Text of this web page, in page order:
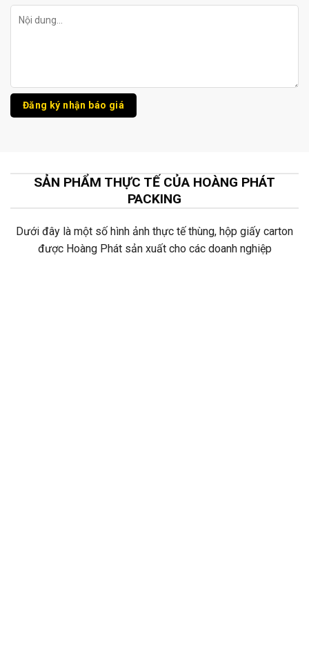
SẢN PHẨM THỰC TẾ CỦA HOÀNG PHÁT
PACKING
Dưới đây là một số hình ảnh thực tế thùng, hộp giấy carton
được Hoàng Phát sản xuất cho các doanh nghiệp